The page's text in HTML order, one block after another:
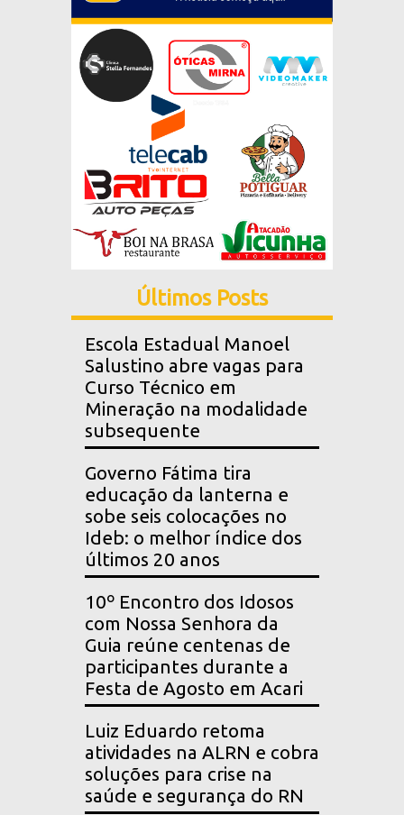
Últimos Posts
Escola Estadual Manoel
Salustino abre vagas para
Curso Técnico em
Mineração na modalidade
subsequente
Governo Fátima tira
educação da lanterna e
sobe seis colocações no
Ideb: o melhor índice dos
últimos 20 anos
10º Encontro dos Idosos
com Nossa Senhora da
Guia reúne centenas de
participantes durante a
Festa de Agosto em Acari
Luiz Eduardo retoma
atividades na ALRN e cobra
soluções para crise na
saúde e segurança do RN